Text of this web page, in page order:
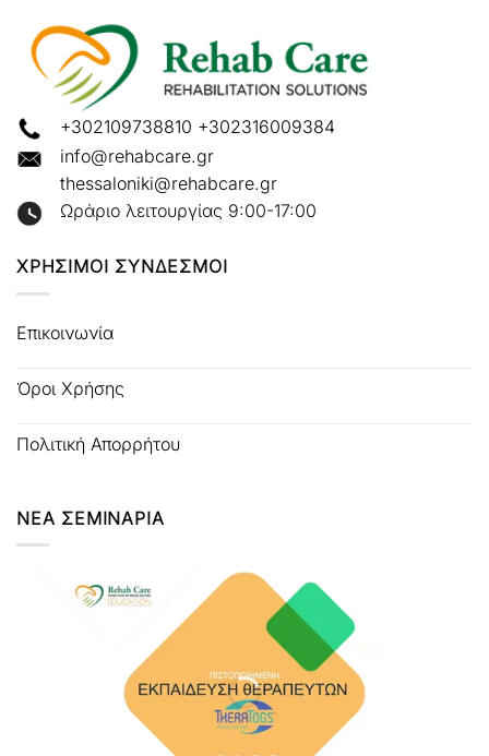
+302109738810 +302316009384
info@rehabcare.gr
thessaloniki@rehabcare.gr
Ωράριο λειτουργίας 9:00-17:00
ΧΡΗΣΙΜΟΙ ΣΥΝΔΕΣΜΟΙ
Επικοινωνία
Όροι Χρήσης
Πολιτική Απορρήτου
ΝΕΑ ΣΕΜΙΝΑΡΙΑ